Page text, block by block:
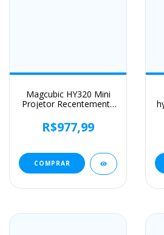
Magcubic HY320 Mini
Projetor Recentemente
4K 300ANSI Wifi6 BT5.0
Cinema Ao Ar Livre
giratório
R$977,99
COMPRAR